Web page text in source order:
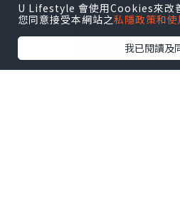
U Lifestyle 會使用Cookies來改
您同意接受本網站之私隱政策和
我已閱讀及